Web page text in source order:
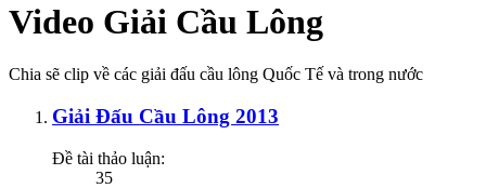
Video Giải Cầu Lông
Chia sẽ clip về các giải đấu cầu lông Quốc Tế và trong nước
Giải Đấu Cầu Lông 2013
Đề tài thảo luận:
35